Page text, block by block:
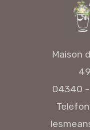
Maison
04340 -